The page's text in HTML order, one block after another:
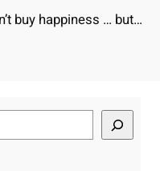
buy happiness … but…